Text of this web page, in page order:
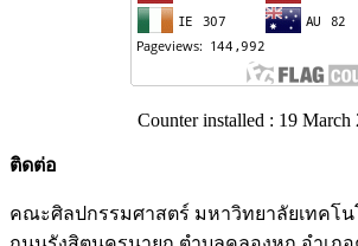
Counter installed : 19 March
ติดต่อ
คณะศิลปกรรมศาสตร์ มหาวิทยาลัยเทคโ